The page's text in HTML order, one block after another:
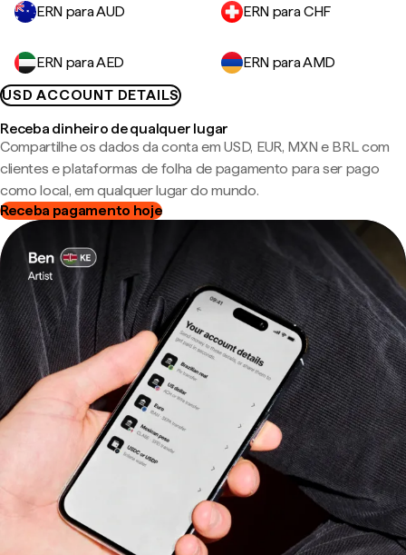
ERN para AUD ERN para CHF
ERN para AED
ERN para AMD
USD ACCOUNT DETAILS
Receba dinheiro de qualquer lugar
Compartilhe os dados da conta em USD, EUR, MXN e BRL com
clientes e plataformas de folha de pagamento para ser pago
como local, em qualquer lugar do mundo.
Receba pagamento hoje